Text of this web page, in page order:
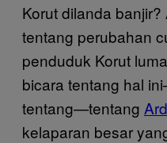
Korut dilanda
tentang perubahan
penduduk Korut
bicara tentang hal
tentang—tentang
kelaparan besar